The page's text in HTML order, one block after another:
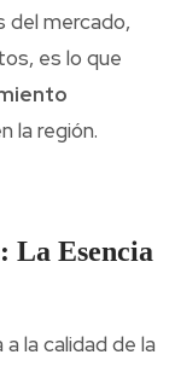
del mercado,
es lo que
la región.
La Esencia
la calidad de la